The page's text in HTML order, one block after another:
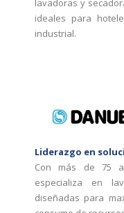
lavadoras y
ideales para
industrial.
Liderazgo en
Con más de 75
especializa en
diseñadas para